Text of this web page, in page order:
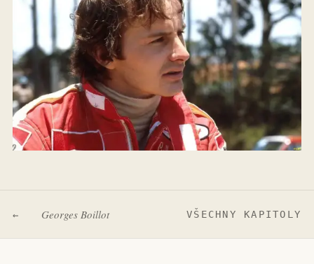
← Georges Boillot VŠECHNY KAPITOLY